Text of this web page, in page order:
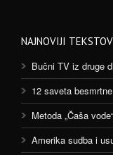
NAJNOVIJI
Bučni TV iz druge
12 saveta
Metoda „Čaša
Amerika sudba i